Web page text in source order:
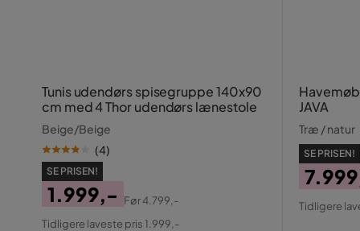
Tunis udendørs spisegruppe 140x90
cm med 4 Thor udendørs lænestole
Beige/Beige
(4)
SE PRISEN!
Pris
1.999,-
Original
Før4.799,-
Tidligere laveste pris 1.999,-
JAVA
Træ / natur
SE PRISEN!
Pris
Tidligere